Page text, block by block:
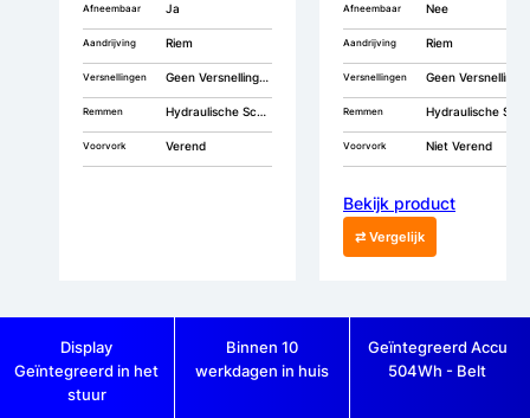
Afneembaar Ja
Aandrijving Riem
Versnellingen Geen Versnellingen
Remmen Hydraulische Schijfremmen
Voorvork Verend
Afneembaar Nee
Aandrijving Riem
Versnellingen Geen Versnellingen
Remmen Hydraulische Schijfremmen
Voorvork Niet Verend
Bekijk product
⇄ Vergelijk
Display
Geïntegreerd in het
stuur
Binnen 10
werkdagen in huis
Geïntegreerd Accu
504Wh - Belt